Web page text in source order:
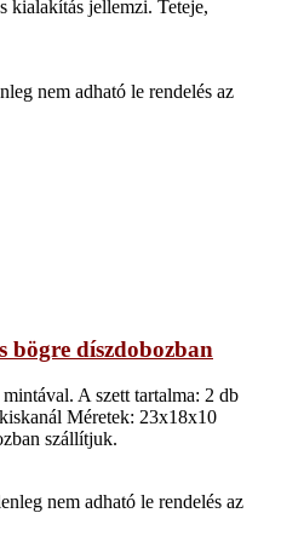
kialakítás jellemzi. Teteje,
nem adható le rendelés az
bögre díszdobozban
A szett tartalma: 2 db
Méretek: 23x18x10
szállítjuk.
nem adható le rendelés az